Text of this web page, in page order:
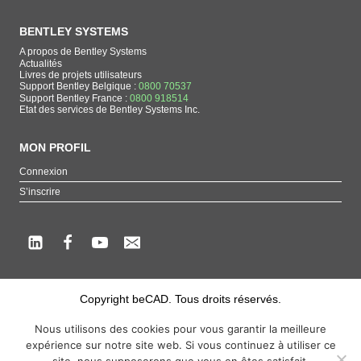
BENTLEY SYSTEMS
A propos de Bentley Systems
Actualités
Livres de projets utilisateurs
Support Bentley Belgique : 0800 70537
Support Bentley France : 0800 918514
Etat des services de Bentley Systems Inc.
MON PROFIL
Connexion
S’inscrire
Copyright beCAD. Tous droits réservés.
Systems
MicroStation
OpenBuildings,
Nous utilisons des cookies pour vous garantir la meilleure
expérience sur notre site web. Si vous continuez à utiliser ce